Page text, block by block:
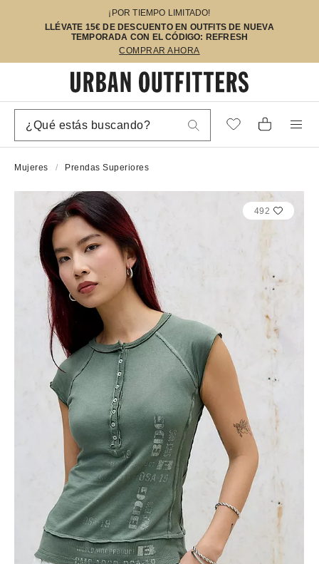
¡POR TIEMPO LIMITADO!
LLÉVATE 15€ DE DESCUENTO EN OUTFITS DE NUEVA
TEMPORADA CON EL CÓDIGO: REFRESH
COMPRAR AHORA
Mujeres Prendas Superiores
492